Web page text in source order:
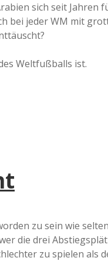
sich seit Jahren
bei jeder WM mit
Weltfußballs ist.
zu sein wie
die drei
zu spielen als